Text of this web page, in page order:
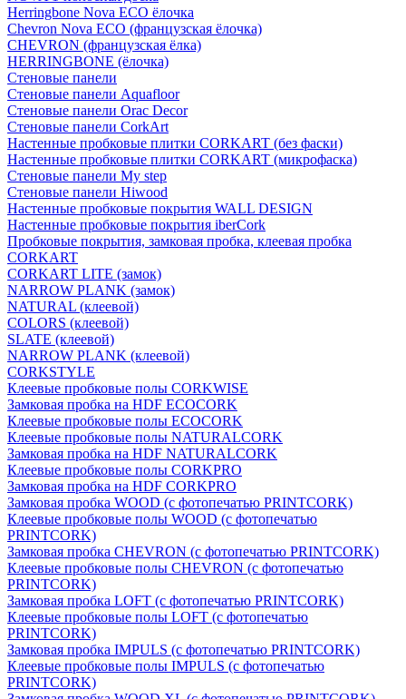
Herringbone Nova ECO ёлочка
Chevron Nova ECO (французская ёлочка)
CHEVRON (французская ёлка)
HERRINGBONE (ёлочка)
Стеновые панели
Стеновые панели Aquafloor
Стеновые панели Orac Decor
Стеновые панели CorkArt
Настенные пробковые плитки CORKART (без фаски)
Настенные пробковые плитки CORKART (микрофаска)
Стеновые панели My step
Стеновые панели Hiwood
Настенные пробковые покрытия WALL DESIGN
Настенные пробковые покрытия iberCork
Пробковые покрытия, замковая пробка, клеевая пробка
CORKART
CORKART LITE (замок)
NARROW PLANK (замок)
NATURAL (клеевой)
COLORS (клеевой)
SLATE (клеевой)
NARROW PLANK (клеевой)
CORKSTYLE
Клеевые пробковые полы CORKWISE
Замковая пробка на HDF ECOCORK
Клеевые пробковые полы ECOCORK
Клеевые пробковые полы NATURALCORK
Замковая пробка на HDF NATURALCORK
Клеевые пробковые полы CORKPRO
Замковая пробка на HDF CORKPRO
Замковая пробка WOOD (с фотопечатью PRINTCORK)
Клеевые пробковые полы WOOD (с фотопечатью
PRINTCORK)
Замковая пробка CHEVRON (с фотопечатью PRINTCORK)
Клеевые пробковые полы CHEVRON (с фотопечатью
PRINTCORK)
Замковая пробка LOFT (с фотопечатью PRINTCORK)
Клеевые пробковые полы LOFT (с фотопечатью
PRINTCORK)
Замковая пробка IMPULS (с фотопечатью PRINTCORK)
Клеевые пробковые полы IMPULS (с фотопечатью
PRINTCORK)